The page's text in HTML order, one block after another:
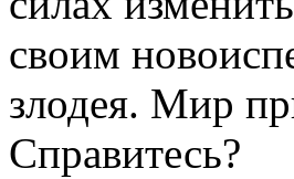
своим
злодея. Мир
Справитесь?